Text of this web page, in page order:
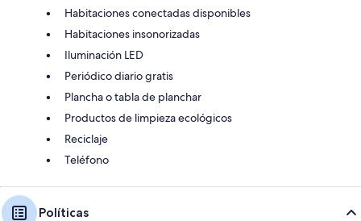
Habitaciones conectadas disponibles
Habitaciones insonorizadas
Iluminación LED
Periódico diario gratis
Plancha o tabla de planchar
Productos de limpieza ecológicos
Reciclaje
Teléfono
Políticas